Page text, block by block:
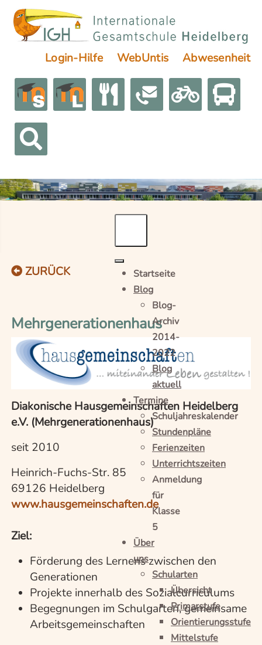
Login-Hilfe WebUntis Abwesenheit
Startseite
Blog
Blog-
Archiv
2014-
2022
Blog
aktuell
Termine
Schuljahreskalender
Stundenpläne
Ferienzeiten
Unterrichtszeiten
Anmeldung
für
Klasse
5
Über
uns
Schularten
Übersicht
Primarstufe
Orientierungsstufe
Mittelstufe
ZURÜCK
Mehrgenerationenhaus
Diakonische Hausgemeinschaften Heidelberg
e.V. (Mehrgenerationenhaus)
seit 2010
Heinrich-Fuchs-Str. 85
69126 Heidelberg
www.hausgemeinschaften.de
Ziel:
Förderung des Lernens zwischen den
Generationen
Projekte innerhalb des Sozialcurriculums
Begegnungen im Schulgarten, gemeinsame
Arbeitsgemeinschaften